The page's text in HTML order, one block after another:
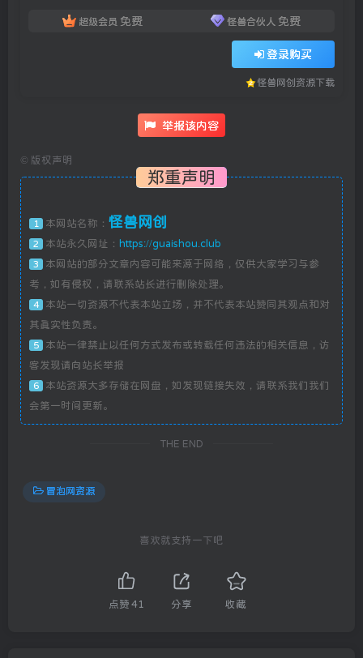
超级会员 免费 怪兽合伙人 免费
登录购买
怪兽网创资源下载
举报该内容
© 版权声明
郑重声明
1 本网站名称： 怪兽网创
2 本站永久网址： https://guaishou.club
3
本网站的部分文章内容可能来源于网络，仅供大家学习与参
考，如有侵权，请联系站长进行删除处理。
4
本站一切资源不代表本站立场，并不代表本站赞同其观点和对
其真实性负责。
5
本站一律禁止以任何方式发布或转载任何违法的相关信息，访
客发现请向站长举报
6
本站资源大多存储在网盘，如发现链接失效，请联系我们我们
会第一时间更新。
THE END
冒泡网资源
喜欢就支持一下吧
点赞 41 分享 收藏